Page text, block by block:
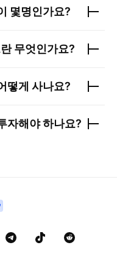
몇명인가요?
무엇인가요?
떻게 사나요?
자해야 하나요?